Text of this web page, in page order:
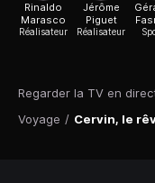
Regarder la TV en
Voyage / Cervin, le
Rinaldo
Marasco
Réalisateur
Jérôme
Piguet
Réalisateur